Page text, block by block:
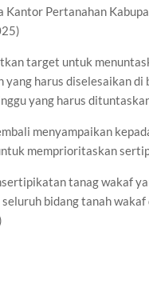
Kantor Pertanahan
target untuk
harus diselesaikan
yang harus
menyampaikan
memprioritaskan
tanag wakaf
bidang tanah